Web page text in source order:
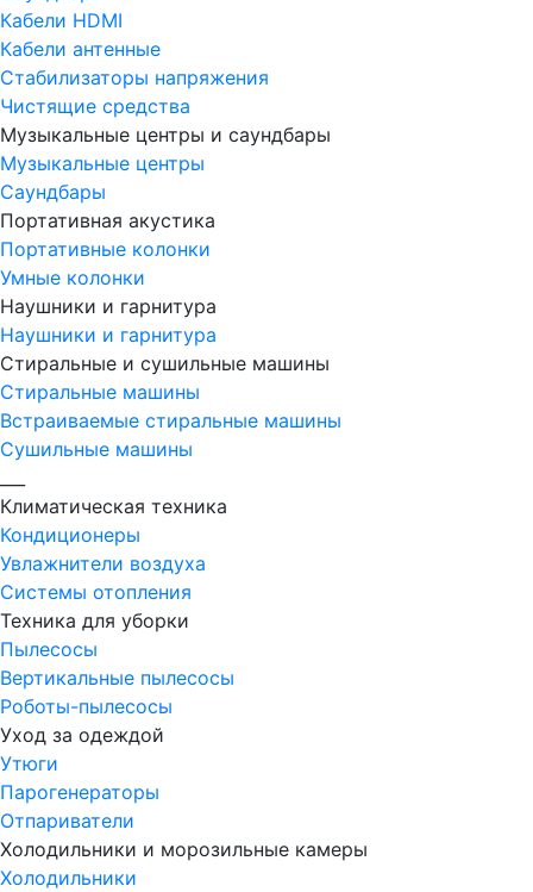
Кабели HDMI
Кабели антенные
Стабилизаторы напряжения
Чистящие средства
Музыкальные центры и саундбары
Музыкальные центры
Саундбары
Портативная акустика
Портативные колонки
Умные колонки
Наушники и гарнитура
Наушники и гарнитура
Стиральные и сушильные машины
Стиральные машины
Встраиваемые стиральные машины
Сушильные машины
Климатическая техника
Кондиционеры
Увлажнители воздуха
Системы отопления
Техника для уборки
Пылесосы
Вертикальные пылесосы
Роботы-пылесосы
Уход за одеждой
Утюги
Парогенераторы
Отпариватели
Холодильники и морозильные камеры
Холодильники